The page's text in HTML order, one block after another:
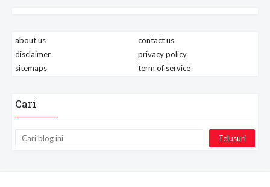
about us
contact us
disclaimer
privacy policy
sitemaps
term of service
Cari